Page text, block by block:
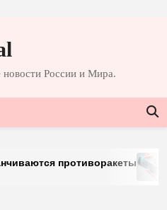
новости России и Мира.
противоракеты